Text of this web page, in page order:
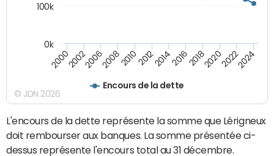
Encours de la dette
200020022006200820102012201420162018202020222024
100k
0k
© JDN 2026
L'encours de la dette représente la somme que Lérigneux
doit rembourser aux banques. La somme présentée ci-
dessus représente l'encours total au 31 décembre.